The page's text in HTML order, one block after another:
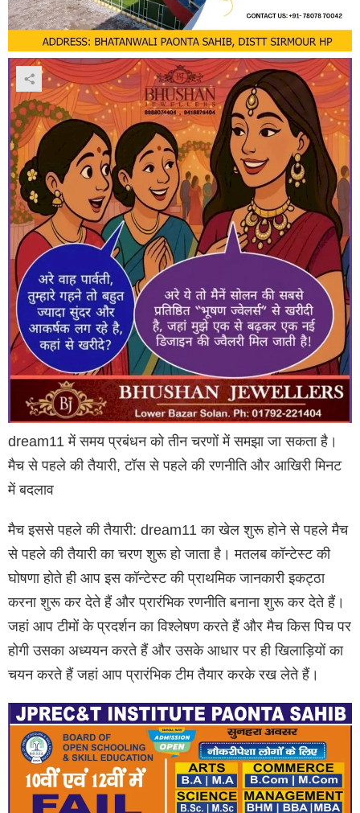
dream11 में समय प्रबंधन को तीन चरणों में समझा जा सकता है।
मैच से पहले की तैयारी, टॉस से पहले की रणनीति और आखिरी मिनट
में बदलाव
मैच इससे पहले की तैयारी: dream11 का खेल शुरू होने से पहले मैच
से पहले की तैयारी का चरण शुरू हो जाता है। मतलब कॉन्टेस्ट की
घोषणा होते ही आप इस कॉन्टेस्ट की प्राथमिक जानकारी इकट्ठा
करना शुरू कर देते हैं और प्रारंभिक रणनीति बनाना शुरू कर देते हैं।
जहां आप टीमों के प्रदर्शन का विश्लेषण करते हैं और मैच किस पिच पर
होगी उसका अध्ययन करते हैं और उसके आधार पर ही खिलाड़ियों का
चयन करते हैं जहां आप प्रारंभिक टीम तैयार करके रख लेते हैं।